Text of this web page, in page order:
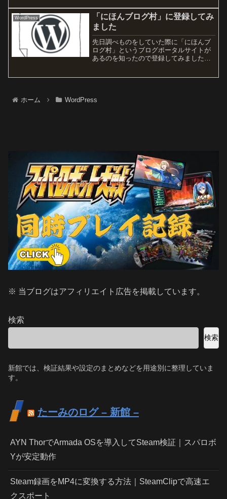
WordPress
「にほんブログ村」に登録してみ
ました
先日調べものをしていた際に「にほんブ
ログ村」というブログポータルサイトが
あるのを知ったので登録してみました。
ホーム
WordPress
※ 当ブログはアフィリエイト広告を掲載しています。
検索
検索
新館では、検証結果や設定のまとめなどを用途別に整理していま
す。
たーみのログ – 新館 –
AYN ThorでArmada OSを導入してSteam検証｜スパロボ
Yが安定動作
Steam録画をMP4に変換する方法｜SteamClipで高速エ
クスポート